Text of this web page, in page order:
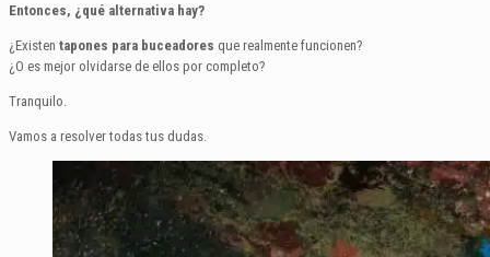
Entonces, ¿qué alternativa hay?
¿Existen tapones para buceadores que realmente funcionen?
¿O es mejor olvidarse de ellos por completo?
Tranquilo.
Vamos a resolver todas tus dudas.